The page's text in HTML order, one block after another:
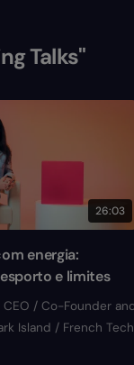
Talks"
26:03
energia:
e limites
CEO / Co-Founder
Island / French Tech